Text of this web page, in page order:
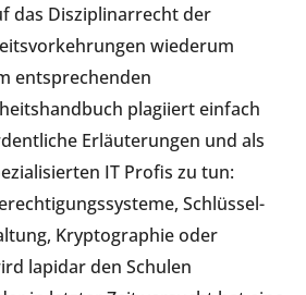
das Disziplinarrecht der
wiederum
entsprechenden
plagiiert einfach
Erläuterungen und als
IT Profis zu tun:
Schlüssel-
Kryptographie oder
lapidar den Schulen